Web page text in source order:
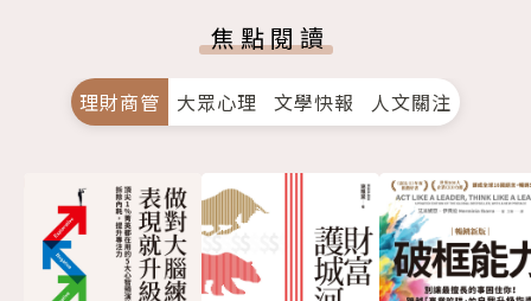
焦點閱讀
理財商管 大眾心理 文學快報 人文關注